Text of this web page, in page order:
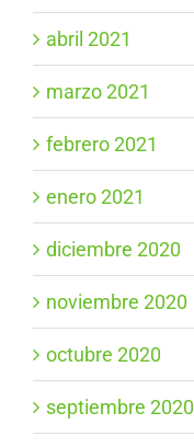
abril 2021
marzo 2021
febrero 2021
enero 2021
diciembre 2020
noviembre 2020
octubre 2020
septiembre 2020